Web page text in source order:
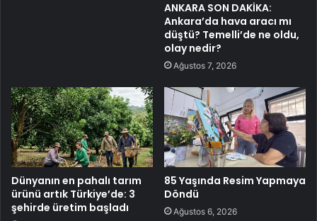
ANKARA SON DAKİKA:
Ankara’da hava aracı mı
düştü? Temelli’de ne oldu,
olay nedir?
Ağustos 7, 2026
Dünyanın en pahalı tarım
ürünü artık Türkiye’de: 3
şehirde üretim başladı
85 Yaşında Resim Yapmaya
Döndü
Ağustos 6, 2026